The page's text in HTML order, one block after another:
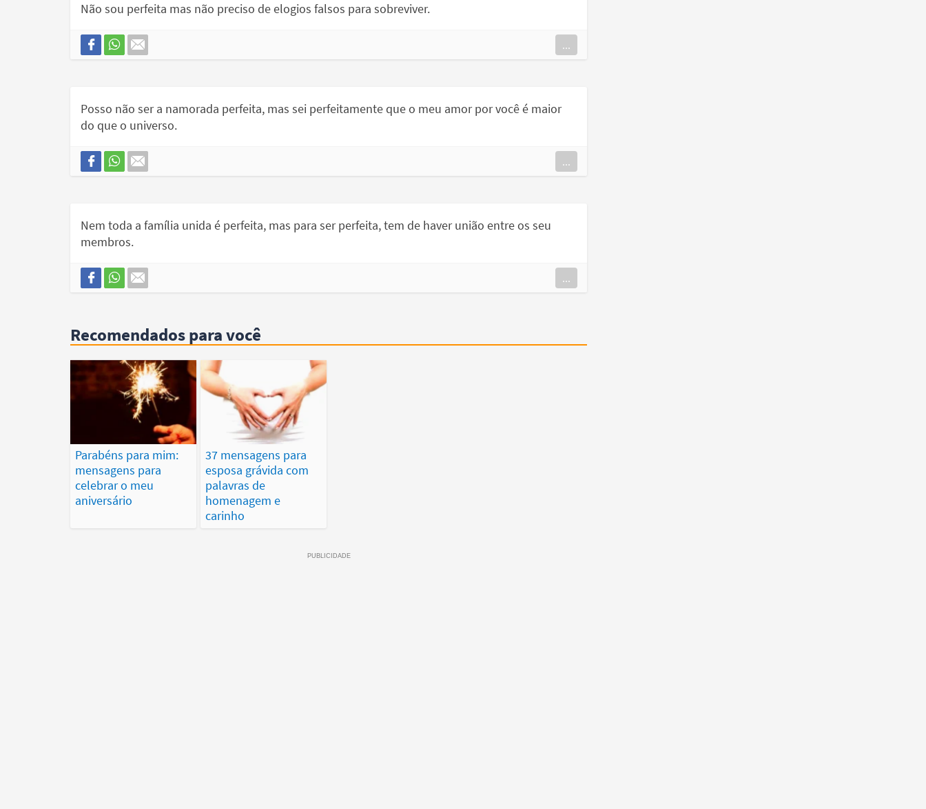
Não sou perfeita mas não preciso de elogios falsos para sobreviver.
...
Posso não ser a namorada perfeita, mas sei perfeitamente que o meu amor por você é maior
do que o universo.
...
Nem toda a família unida é perfeita, mas para ser perfeita, tem de haver união entre os seu
membros.
...
Recomendados para você
Parabéns para mim:
mensagens para
celebrar o meu
aniversário
37 mensagens para
esposa grávida com
palavras de
homenagem e
carinho